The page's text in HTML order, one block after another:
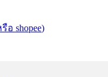
อ shopee)